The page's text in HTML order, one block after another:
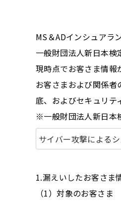
MS＆ADインシュアラ
一般財団法人新日本検
現時点でお客さま情報
お客さまおよび関係
底、およびセキュリテ
※一般財団法人新日本
サイバー攻撃による
1.漏えいしたお客さま
（1）対象のお客さま